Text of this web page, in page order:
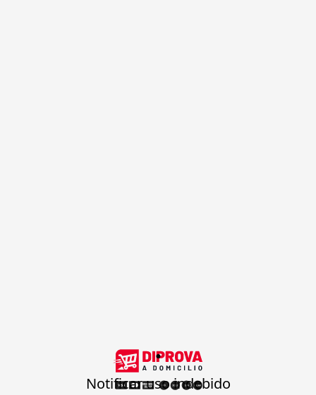
.
Notificar uso indebido